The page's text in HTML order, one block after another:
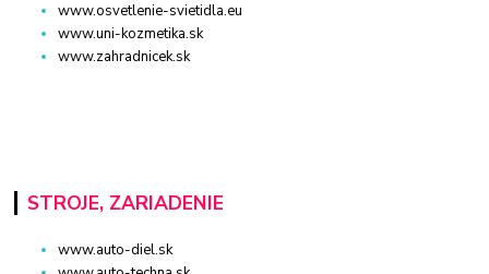
www.osvetlenie-svietidla.eu
www.uni-kozmetika.sk
www.zahradnicek.sk
STROJE, ZARIADENIE
www.auto-diel.sk